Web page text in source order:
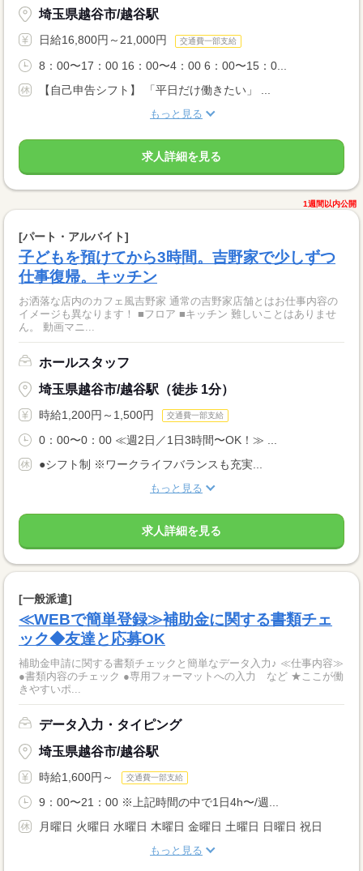
埼玉県越谷市/越谷駅
日給16,800円～21,000円 交通費一部支給
8：00〜17：00 16：00〜4：00 6：00〜15：0...
【自己申告シフト】 「平日だけ働きたい」 ...
もっと見る
求人詳細を見る
1週間以内公開
[パート・アルバイト]
子どもを預けてから3時間。吉野家で少しずつ
仕事復帰。キッチン
お洒落な店内のカフェ風吉野家 通常の吉野家店舗とはお仕事内容の
イメージも異なります！ ■フロア ■キッチン 難しいことはありませ
ん。 動画マニ...
ホールスタッフ
埼玉県越谷市/越谷駅（徒歩 1分）
時給1,200円～1,500円 交通費一部支給
0：00〜0：00 ≪週2日／1日3時間〜OK！≫ ...
●シフト制 ※ワークライフバランスも充実...
もっと見る
求人詳細を見る
[一般派遣]
≪WEBで簡単登録≫補助金に関する書類チェ
ック◆友達と応募OK
補助金申請に関する書類チェックと簡単なデータ入力♪ ≪仕事内容≫
●書類内容のチェック ●専用フォーマットへの入力 など ★ここが働
きやすいポ...
データ入力・タイピング
埼玉県越谷市/越谷駅
時給1,600円～ 交通費一部支給
9：00〜21：00 ※上記時間の中で1日4h〜/週...
月曜日 火曜日 水曜日 木曜日 金曜日 土曜日 日曜日 祝日
もっと見る